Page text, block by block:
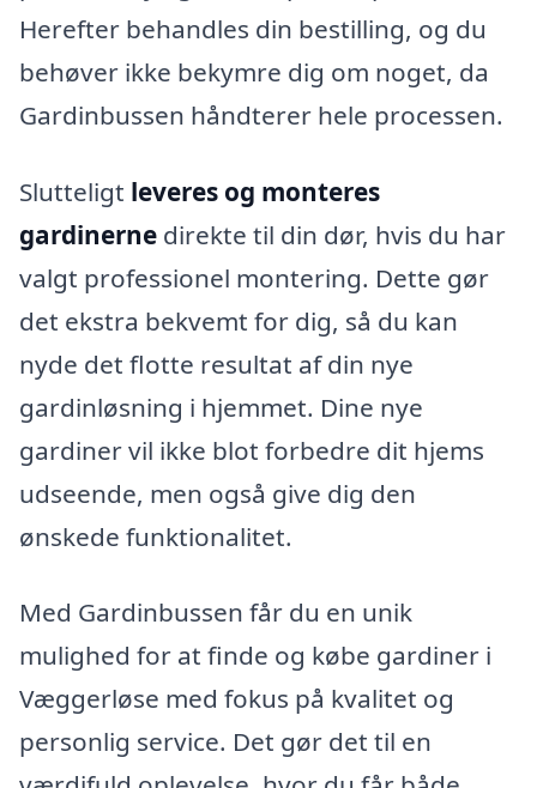
Herefter behandles din bestilling, og du
behøver ikke bekymre dig om noget, da
Gardinbussen håndterer hele processen.
Slutteligt leveres og monteres
gardinerne direkte til din dør, hvis du har
valgt professionel montering. Dette gør
det ekstra bekvemt for dig, så du kan
nyde det flotte resultat af din nye
gardinløsning i hjemmet. Dine nye
gardiner vil ikke blot forbedre dit hjems
udseende, men også give dig den
ønskede funktionalitet.
Med Gardinbussen får du en unik
mulighed for at finde og købe gardiner i
Væggerløse med fokus på kvalitet og
personlig service. Det gør det til en